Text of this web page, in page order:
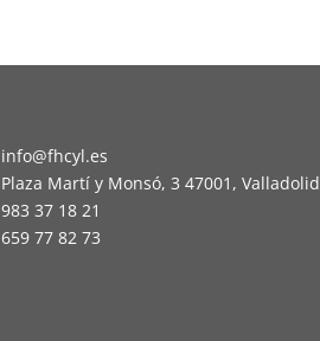
info@fhcyl.es
Plaza Martí y Monsó, 3 47001, Valladolid
983 37 18 21
659 77 82 73